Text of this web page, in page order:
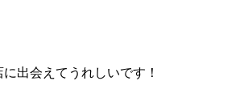
出会えてうれしいです！